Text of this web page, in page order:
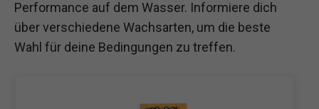
Performance auf dem Wasser. Informiere dich
über verschiedene Wachsarten, um die beste
Wahl für deine Bedingungen zu treffen.